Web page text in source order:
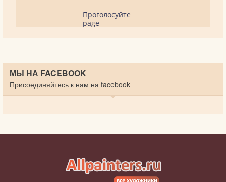
Проголосуйте
page
МЫ НА FACEBOOK
Присоединяйтесь к нам на facebook